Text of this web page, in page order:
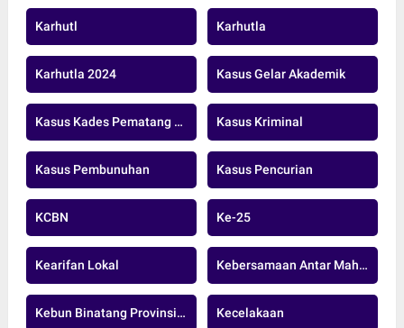
Karhutl Karhutla
Karhutla 2024 Kasus Gelar Akademik
Kasus Kades Pematang Raman Kasus Kriminal
Kasus Pembunuhan Kasus Pencurian
KCBN Ke-25
Kearifan Lokal Kebersamaan Antar Mahasiswa Tebo
Kebun Binatang Provinsi Jambi Kecelakaan